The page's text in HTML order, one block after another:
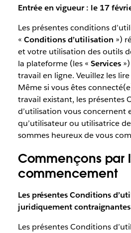
Entrée en vigueur : le 17
Les présentes conditions
« Conditions d’utilisation »)
et votre utilisation des outils
la plateforme (les « Services»)
travail en ligne. Veuillez les
Même si vous êtes
travail existant, les présentes
d’utilisation vous concernent
qu’utilisateur ou utilisatrice
sommes heureux de vous
Commençons par
commencement
Les présentes Conditions
juridiquement contraignantes
Les présentes Conditions